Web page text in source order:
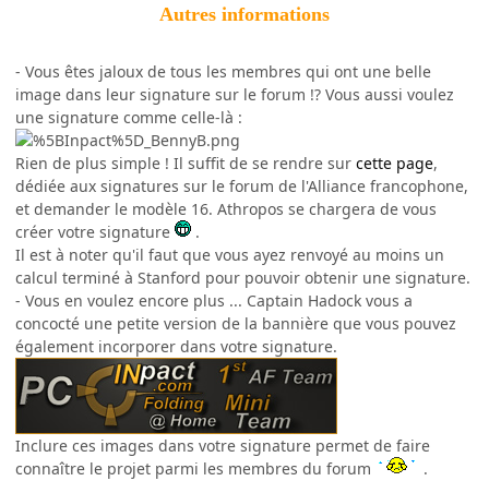
Autres informations
- Vous êtes jaloux de tous les membres qui ont une belle
image dans leur signature sur le forum !? Vous aussi voulez
une signature comme celle-là :
Rien de plus simple ! Il suffit de se rendre sur cette page,
dédiée aux signatures sur le forum de l'Alliance francophone,
et demander le modèle 16. Athropos se chargera de vous
créer votre signature
.
Il est à noter qu'il faut que vous ayez renvoyé au moins un
calcul terminé à Stanford pour pouvoir obtenir une signature.
- Vous en voulez encore plus ... Captain Hadock vous a
concocté une petite version de la bannière que vous pouvez
également incorporer dans votre signature.
Inclure ces images dans votre signature permet de faire
connaître le projet parmi les membres du forum
.